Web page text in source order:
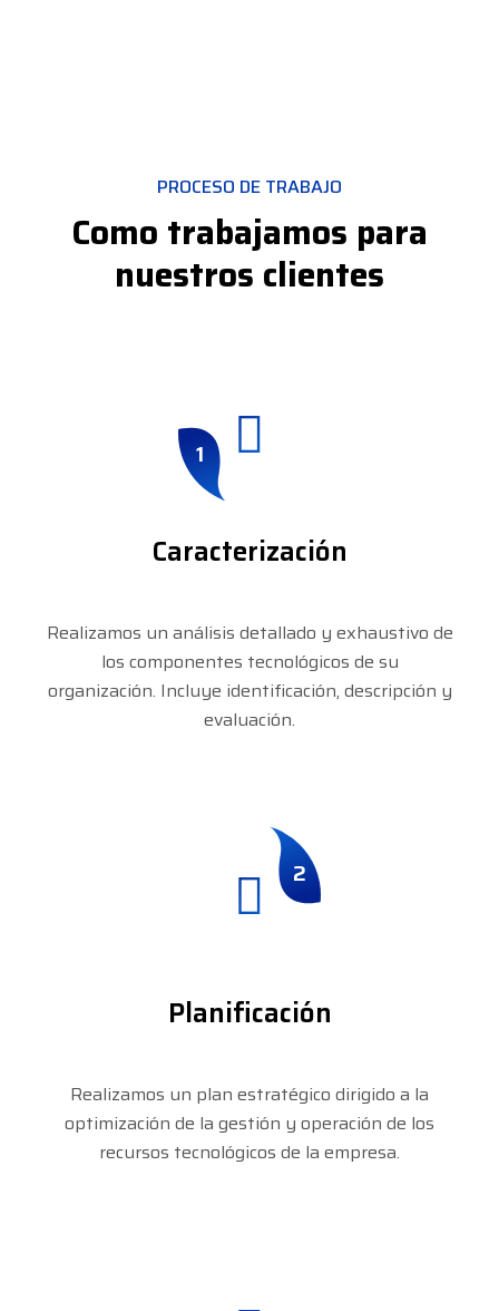
PROCESO DE TRABAJO
Como trabajamos para
nuestros clientes
1
Caracterización
Realizamos un análisis detallado y exhaustivo de
los componentes tecnológicos de su
organización. Incluye identificación, descripción y
evaluación.
2
Planificación
Realizamos un plan estratégico dirigido a la
optimización de la gestión y operación de los
recursos tecnológicos de la empresa.